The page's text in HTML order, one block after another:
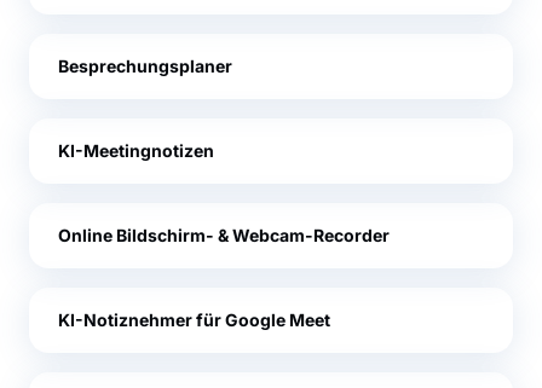
Besprechungsplaner
KI-Meetingnotizen
Online Bildschirm- & Webcam-Recorder
KI-Notiznehmer für Google Meet